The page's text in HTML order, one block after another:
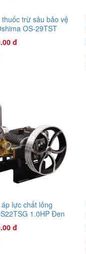
thuốc trừ sâu bảo vệ
OS-29TST
(hoạt động bằng
cơ) (pittông sứ)
đ
lực chất lỏng
1.0HP Đen
bằng sức kéo động
sứ)
đ